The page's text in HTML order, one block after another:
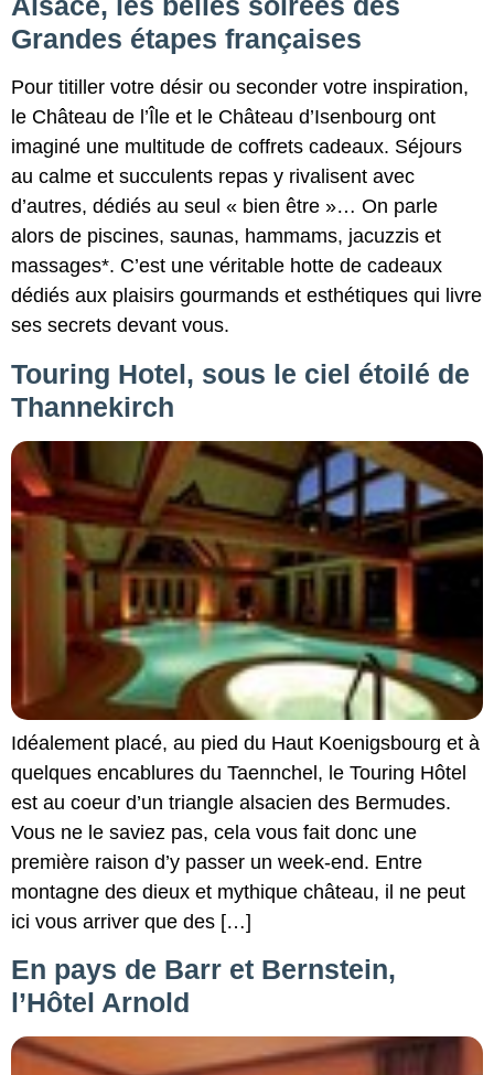
Grandes étapes françaises
Pour titiller votre désir ou seconder votre inspiration,
le Château de l’Île et le Château d’Isenbourg ont
imaginé une multitude de coffrets cadeaux. Séjours
au calme et succulents repas y rivalisent avec
d’autres, dédiés au seul « bien être »… On parle
alors de piscines, saunas, hammams, jacuzzis et
massages*. C’est une véritable hotte de cadeaux
dédiés aux plaisirs gourmands et esthétiques qui livre
ses secrets devant vous.
Touring Hotel, sous le ciel étoilé de
Thannekirch
Idéalement placé, au pied du Haut Koenigsbourg et à
quelques encablures du Taennchel, le Touring Hôtel
est au coeur d’un triangle alsacien des Bermudes.
Vous ne le saviez pas, cela vous fait donc une
première raison d’y passer un week-end. Entre
montagne des dieux et mythique château, il ne peut
ici vous arriver que des […]
En pays de Barr et Bernstein,
l’Hôtel Arnold